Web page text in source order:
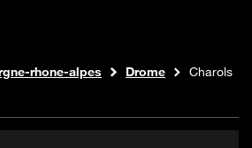
rhone-alpes Drome Charols